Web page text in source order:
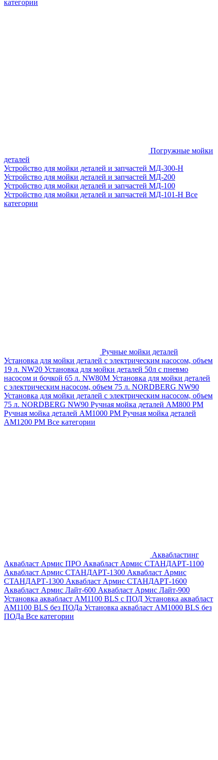
категории
Погружные мойки
деталей
Устройство для мойки деталей и запчастей МД-300-H
Устройство для мойки деталей и запчастей МД-200
Устройство для мойки деталей и запчастей МД-100
Устройство для мойки деталей и запчастей МД-101-Н Все
категории
Ручные мойки деталей
Установка для мойки деталей с электрическим насосом, объем
19 л. NW20 Установка для мойки деталей 50л с пневмо
насосом и бочкой 65 л. NW80M Установка для мойки деталей
с электрическим насосом, объем 75 л. NORDBERG NW90
Установка для мойки деталей с электрическим насосом, объем
75 л. NORDBERG NW90 Ручная мойка деталей АМ800 РМ
Ручная мойка деталей АМ1000 РМ Ручная мойка деталей
АМ1200 РМ Все категории
Аквабластинг
Аквабласт Армис ПРО Аквабласт Армис СТАНДАРТ-1100
Аквабласт Армис СТАНДАРТ-1300 Аквабласт Армис
СТАНДАРТ-1300 Аквабласт Армис СТАНДАРТ-1600
Аквабласт Армис Лайт-600 Аквабласт Армис Лайт-900
Установка аквабласт AM1100 BLS с ПОД Установка аквабласт
AM1100 BLS без ПОДа Установка аквабласт AM1000 BLS без
ПОДа Все категории